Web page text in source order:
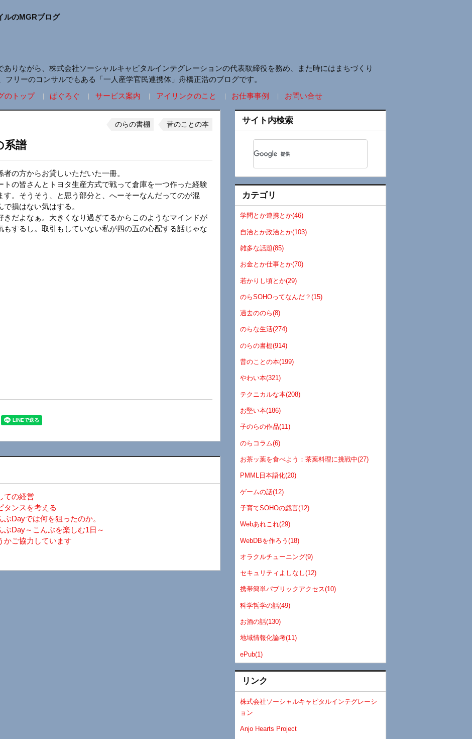
ルのMGRブログ
りながら、株式会社ソーシャルキャピタルインテグレーションの代表取締役を務め、また時にはまちづくり
フリーのコンサルでもある「一人産学官民連携体」舟橋正浩のブログです。
のトップ ぱぐろぐ サービス案内 アイリンクのこと お仕事事例 お問い合せ
のらの書棚 昔のことの本
系譜
の方からお貸しいただいた一冊。
の皆さんとトヨタ生産方式で戦って倉庫を一つ作った経験
す。そうそう、と思う部分と、へーそーなんだってのが混
損はない気はする。
きだよなぁ。大きくなり過ぎてるからこのようなマインドが
するし。取引もしていない私が四の五の心配する話じゃな
ての経営
タンスを考える
ぶDayでは何を狙ったのか。
ぶDay～こんぶを楽しむ1日～
かご協力しています
サイト内検索
カテゴリ
学問とか連携とか(46)
自治とか政治とか(103)
雑多な話題(85)
お金とか仕事とか(70)
若かりし頃とか(29)
のらSOHOってなんだ？(15)
過去ののら(8)
のらな生活(274)
のらの書棚(914)
昔のことの本(199)
やわい本(321)
テクニカルな本(208)
お堅い本(186)
子のらの作品(11)
のらコラム(6)
お茶ッ葉を食べよう：茶葉料理に挑戦中(27)
PMML日本語化(20)
ゲームの話(12)
子育てSOHOの戯言(12)
Webあれこれ(29)
WebDBを作ろう(18)
オラクルチューニング(9)
セキュリティよしなし(12)
携帯簡単パブリックアクセス(10)
科学哲学の話(49)
お酒の話(130)
地域情報化論考(11)
ePub(1)
リンク
株式会社ソーシャルキャピタルインテグレーシ
ョン
Anjo Hearts Project